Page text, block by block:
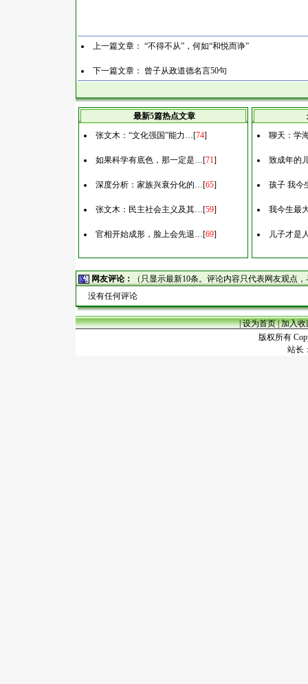
上一篇文章： “不得不从”，何如“和悦而诤”
下一篇文章： 曾子从政道德名言50句
最新5篇热点文章
张文木：“文化强国”能力…[74]
如果科学有底色，那一定是…[71]
深度分析：家族兴衰分化的…[65]
张文木：民主社会主义及其…[59]
官相开始成形，脸上会先退…[69]
聊天：学
致成年的
孩子 我今
我今生最
儿子才是
网友评论：
（只显示最新10条。评论内容只代表网友观点
没有任何评论
|设为首页|加入收
版权所有
站长